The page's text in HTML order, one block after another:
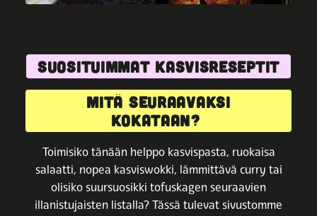
SUOSITUIMMAT KASVISRESEPTIT
MITÄ SEURAAVAKSI
KOKATAAN?
Toimisiko tänään helppo kasvispasta, ruokaisa
salaatti, nopea kasviswokki, lämmittävä curry tai
olisiko suursuosikki tofuskagen seuraavien
illanistujaisten listalla? Tässä tulevat sivustomme